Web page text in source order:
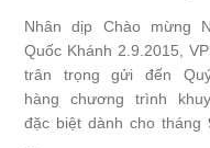
Nhân dịp Chào mừng
Quốc Khánh 2.9.2015,
trân trọng gửi đến
hàng chương trình
đặc biệt dành cho tháng